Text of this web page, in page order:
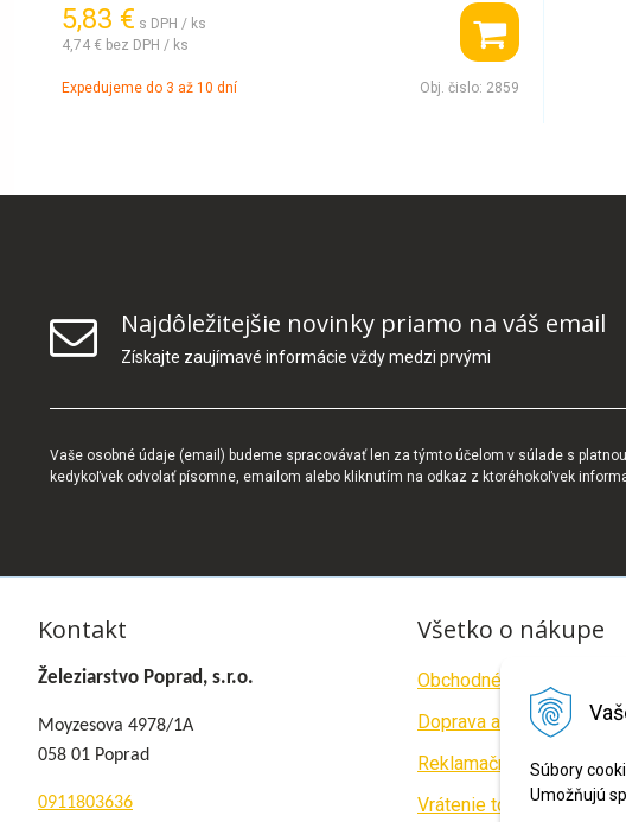
Súbory
Umožňujú
5,83 € s DPH / ks
4,74 € bez DPH / ks
Expedujeme do 3 až 10 dní Obj. čislo: 2859
Najdôležitejšie novinky priamo na váš email
Získajte zaujímavé informácie vždy medzi prvými
Vaše osobné údaje (email) budeme spracovávať len za týmto účelom v súlade s
kedykoľvek odvolať písomne, emailom alebo kliknutím na odkaz z ktoréhokoľvek
Kontakt
Železiarstvo Poprad, s.r.o.
Moyzesova 4978/1A
058 01 Poprad
0911803636
Všetko o nákupe
Obchodné podmienky
Doprava a platba
Reklamačný poriadok
Vrátenie tovaru